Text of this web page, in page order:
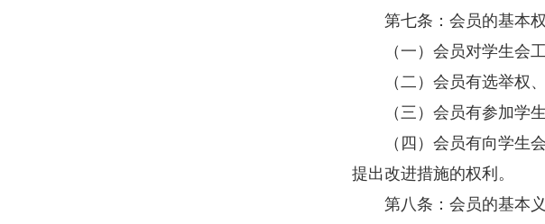
第七条：会员的基本权
（一）会员对学生会工
（二）会员有选举权、
（三）会员有参加学生
（四）会员有向学生会
提出改进措施的权利。
第八条：会员的基本义